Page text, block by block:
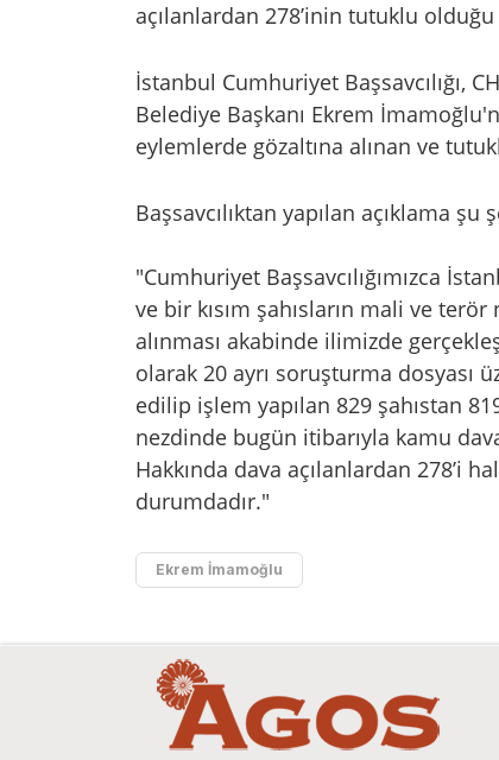
açılanlardan 278’inin tutuklu
İstanbul Cumhuriyet Başsavcılığı,
Belediye Başkanı Ekrem
eylemlerde gözaltına alınan ve
Başsavcılıktan yapılan açıklama şu
"Cumhuriyet Başsavcılığımızca
ve bir kısım şahısların mali ve
alınması akabinde ilimizde
olarak 20 ayrı soruşturma
edilip işlem yapılan 829 şahıstan
nezdinde bugün itibarıyla kamu
Hakkında dava açılanlardan 278’i
durumdadır."
Ekrem İmamoğlu